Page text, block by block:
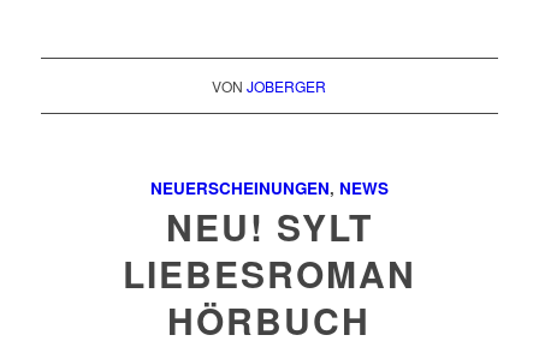
VONJOBERGER
NEUERSCHEINUNGEN, NEWS
NEU! SYLT
LIEBESROMAN
HÖRBUCH